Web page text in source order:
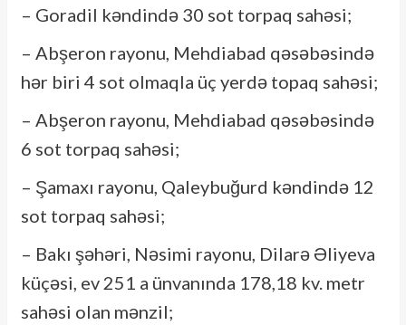
– Goradil kəndində 30 sot torpaq sahəsi;
– Abşeron rayonu, Mehdiabad qəsəbəsində
hər biri 4 sot olmaqla üç yerdə topaq sahəsi;
– Abşeron rayonu, Mehdiabad qəsəbəsində
6 sot torpaq sahəsi;
– Şamaxı rayonu, Qaleybuğurd kəndində 12
sot torpaq sahəsi;
– Bakı şəhəri, Nəsimi rayonu, Dilarə Əliyeva
küçəsi, ev 251 a ünvanında 178,18 kv. metr
sahəsi olan mənzil;